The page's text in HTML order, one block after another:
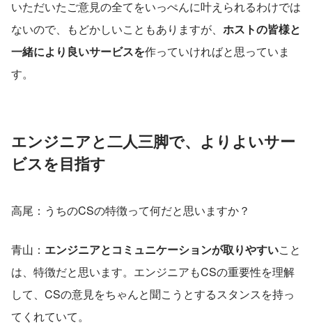
いただいたご意見の全てをいっぺんに叶えられるわけでは
ないので、もどかしいこともありますが、 ホストの皆様と
一緒により良いサービスを作っていければと思っていま
す。
エンジニアと二人三脚で、よりよいサー
ビスを目指す
高尾：うちのCSの特徴って何だと思いますか？
青山： エンジニアとコミュニケーションが取りやすいこと
は、特徴だと思います。エンジニアもCSの重要性を理解
して、CSの意見をちゃんと聞こうとするスタンスを持っ
てくれていて。